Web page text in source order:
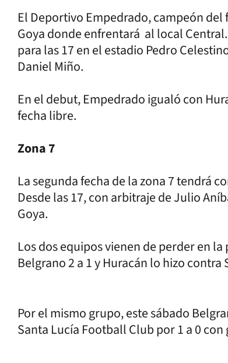
El Deportivo Empedrado, campeón
Goya donde enfrentará al local
para las 17 en el estadio Pedro
Daniel Miño.
En el debut, Empedrado igualó con
fecha libre.
Zona 7
La segunda fecha de la zona 7 tendrá
Desde las 17, con arbitraje de Julio
Goya.
Los dos equipos vienen de perder en
Belgrano 2 a 1 y Huracán lo hizo
Por el mismo grupo, este sábado
Santa Lucía Football Club por 1 a 0